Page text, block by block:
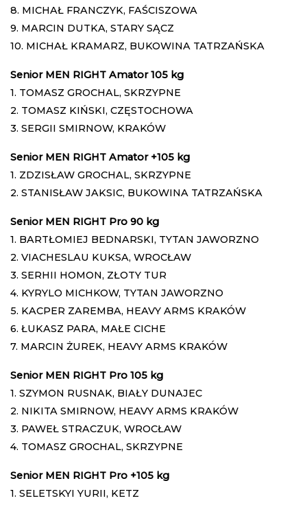
8. MICHAŁ FRANCZYK, FAŚCISZOWA
9. MARCIN DUTKA, STARY SĄCZ
10. MICHAŁ KRAMARZ, BUKOWINA TATRZAŃSKA
Senior MEN RIGHT Amator 105 kg
1. TOMASZ GROCHAL, SKRZYPNE
2. TOMASZ KIŃSKI, CZĘSTOCHOWA
3. SERGII SMIRNOW, KRAKÓW
Senior MEN RIGHT Amator +105 kg
1. ZDZISŁAW GROCHAL, SKRZYPNE
2. STANISŁAW JAKSIC, BUKOWINA TATRZAŃSKA
Senior MEN RIGHT Pro 90 kg
1. BARTŁOMIEJ BEDNARSKI, TYTAN JAWORZNO
2. VIACHESLAU KUKSA, WROCŁAW
3. SERHII HOMON, ZŁOTY TUR
4. KYRYLO MICHKOW, TYTAN JAWORZNO
5. KACPER ZAREMBA, HEAVY ARMS KRAKÓW
6. ŁUKASZ PARA, MAŁE CICHE
7. MARCIN ŻUREK, HEAVY ARMS KRAKÓW
Senior MEN RIGHT Pro 105 kg
1. SZYMON RUSNAK, BIAŁY DUNAJEC
2. NIKITA SMIRNOW, HEAVY ARMS KRAKÓW
3. PAWEŁ STRACZUK, WROCŁAW
4. TOMASZ GROCHAL, SKRZYPNE
Senior MEN RIGHT Pro +105 kg
1. SELETSKYI YURII, KETZ